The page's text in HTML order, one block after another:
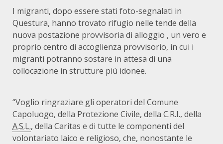
I migranti, dopo essere stati foto-segnalati in
Questura, hanno trovato rifugio nelle tende della
nuova postazione provvisoria di alloggio , un vero e
proprio centro di accoglienza provvisorio, in cui i
migranti potranno sostare in attesa di una
collocazione in strutture più idonee.
“Voglio ringraziare gli operatori del Comune
Capoluogo, della Protezione Civile, della C.R.I., della
A.S.L., della Caritas e di tutte le componenti del
volontariato laico e religioso, che, nonostante le